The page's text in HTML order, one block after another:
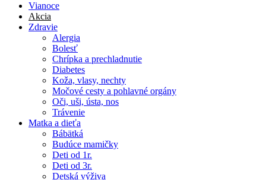
Vianoce
Akcia
Zdravie
Alergia
Bolesť
Chrípka a prechladnutie
Diabetes
Koža, vlasy, nechty
Močové cesty a pohlavné orgány
Oči, uši, ústa, nos
Trávenie
Matka a dieťa
Bábätká
Budúce mamičky
Deti od 1r.
Deti od 3r.
Detská výživa